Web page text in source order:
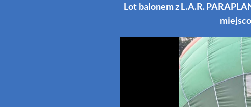
Lot balonem z L.A.R.